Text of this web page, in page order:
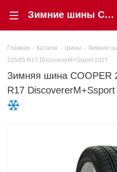
Зимние шины COOPER 225/65 R17 DiscovererM+Ssport 102Т купить в интернет-магазине Шинторг
Главная - Каталог - Шины - Зимние
225/65 R17 DiscovererM+Ssport 102Т
Зимняя шина COOPER
R17